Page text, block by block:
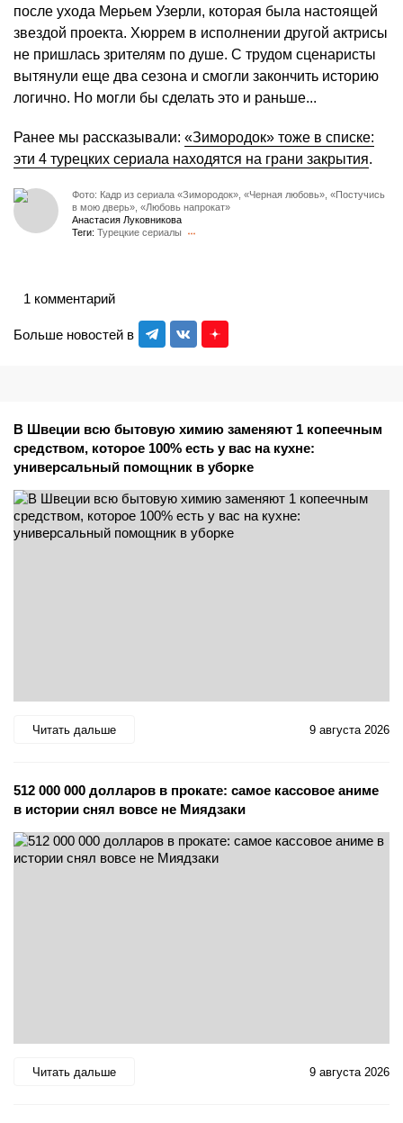
после ухода Мерьем Узерли, которая была настоящей
звездой проекта. Хюррем в исполнении другой актрисы
не пришлась зрителям по душе. С трудом сценаристы
вытянули еще два сезона и смогли закончить историю
логично. Но могли бы сделать это и раньше...
Ранее мы рассказывали: «Зимородок» тоже в списке:
эти 4 турецких сериала находятся на грани закрытия.
Фото: Кадр из сериала «Зимородок», «Черная любовь», «Постучись
в мою дверь», «Любовь напрокат»
Анастасия Луковникова
Теги: Турецкие сериалы
Больше новостей в
1 комментарий
В Швеции всю бытовую химию заменяют 1 копеечным
средством, которое 100% есть у вас на кухне:
универсальный помощник в уборке
Читать дальше 9 августа 2026
512 000 000 долларов в прокате: самое кассовое аниме
в истории снял вовсе не Миядзаки
Читать дальше 9 августа 2026